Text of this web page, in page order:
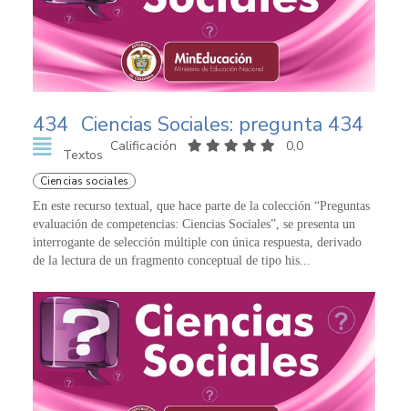
434 Ciencias Sociales: pregunta 434
Textos
Calificación 0,0
Ciencias sociales
En este recurso textual, que hace parte de la colección “Preguntas
evaluación de competencias: Ciencias Sociales”, se presenta un
interrogante de selección múltiple con única respuesta, derivado
de la lectura de un fragmento conceptual de tipo his...